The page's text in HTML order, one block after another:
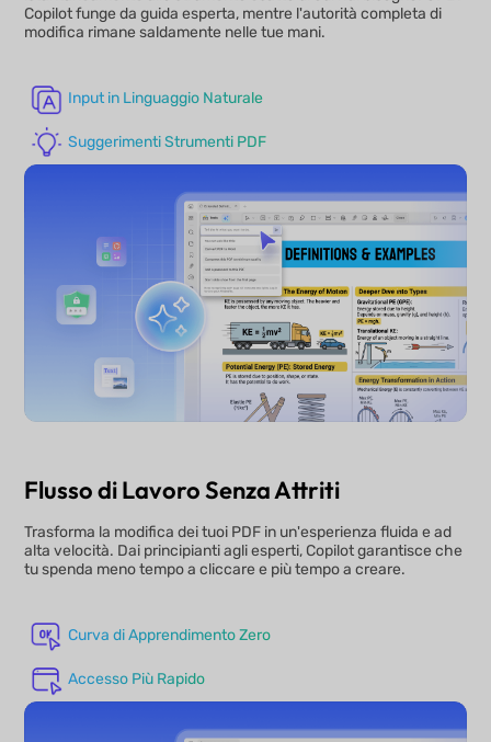
Copilot funge da guida esperta, mentre l'autorità completa di
modifica rimane saldamente nelle tue mani.
Input in Linguaggio Naturale
Suggerimenti Strumenti PDF
Flusso di Lavoro Senza Attriti
Trasforma la modifica dei tuoi PDF in un'esperienza fluida e ad
alta velocità. Dai principianti agli esperti, Copilot garantisce che
tu spenda meno tempo a cliccare e più tempo a creare.
Curva di Apprendimento Zero
Accesso Più Rapido